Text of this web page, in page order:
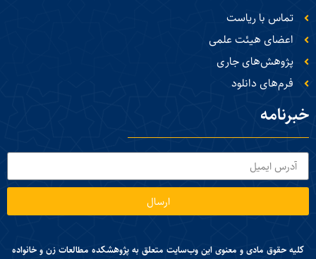
تماس با ریاست
اعضای هیئت علمی
پژوهش‌های جاری
فرم‌های دانلود
خبرنامه
ارسال
کلیه حقوق مادی و معنوی این وب‌سایت متعلق به پژوهشکده مطالعات زن و خانواده